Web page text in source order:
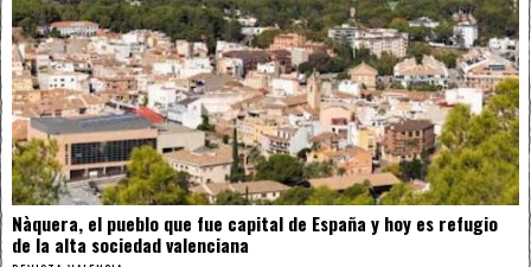
Nàquera, el pueblo que fue capital de España y hoy es refugio
de la alta sociedad valenciana